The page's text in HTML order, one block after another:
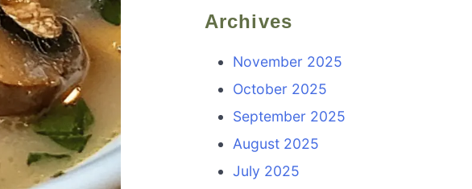
Archives
November 2025
October 2025
September 2025
August 2025
July 2025